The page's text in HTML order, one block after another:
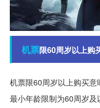
机票限60周岁以上购
机票限60周岁以上购买意
最小年龄限制为60周岁及